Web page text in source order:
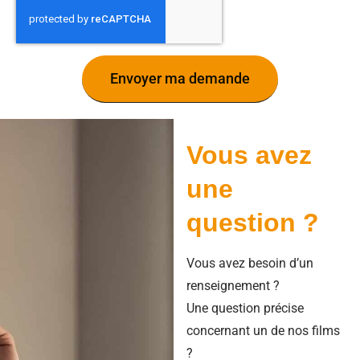
Envoyer ma demande
Vous avez
une
question ?
Vous avez besoin d’un
renseignement ?
Une question précise
concernant un de nos films
?